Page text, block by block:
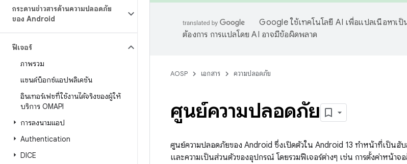
กระดานข่าวสารด้านความปลอดภัย
ของ Android
ฟีเจอร์
ภาพรวม
แซนด์บ็อกซ์แอปพลิเคชัน
อินเทอร์เฟซที่ใช้งานได้จริงของผู้ให้
บริการ OMAPI
การลงนามแอป
Authentication
DICE
Google ใช้เทคโนโลยี AI เพื่อแปลเนื้อหาเ
ต้องการ การแปลโดย AI อาจมีข้อผิดพลาด
AOSP เอกสาร ความปลอดภัย
ศูนย์ความปลอดภัย
ศูนย์ความปลอดภัยของ Android ซึ่งเปิดตัวใน Android 13 ทำหน้าที่เป็นฮับ
และความเป็นส่วนตัวของอุปกรณ์ โดยรวมฟีเจอร์ต่างๆ เช่น การตั้งค่าหน้าจ